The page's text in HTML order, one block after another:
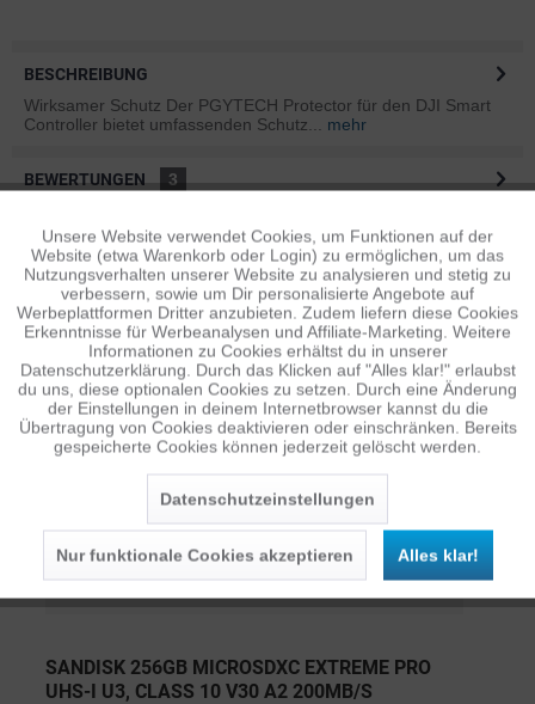
BESCHREIBUNG
Wirksamer Schutz Der PGYTECH Protector für den DJI Smart
Controller bietet umfassenden Schutz...
mehr
BEWERTUNGEN
3
ÄHNLICHE ARTIKEL
Diese Artikel sind dem Produkt ähnlich ...mehr
Persönliche Empfehlungen
SANDISK 256GB MICROSDXC EXTREME PRO
UHS-I U3, CLASS 10 V30 A2 200MB/S
Funktionale Aktiv
Tracking Inaktiv
Personalisierung Inaktiv
Service Inaktiv
Unsere Website verwendet Cookies, um Funktionen auf der
Website (etwa Warenkorb oder Login) zu ermöglichen, um das
Nutzungsverhalten unserer Website zu analysieren und stetig zu
verbessern, sowie um Dir personalisierte Angebote auf
Werbeplattformen Dritter anzubieten. Zudem liefern diese Cookies
Erkenntnisse für Werbeanalysen und Affiliate-Marketing. Weitere
Informationen zu Cookies erhältst du in unserer
Datenschutzerklärung. Durch das Klicken auf "Alles klar!" erlaubst
du uns, diese optionalen Cookies zu setzen. Durch eine Änderung
der Einstellungen in deinem Internetbrowser kannst du die
Übertragung von Cookies deaktivieren oder einschränken. Bereits
gespeicherte Cookies können jederzeit gelöscht werden.
Datenschutzeinstellungen
Nur funktionale Cookies akzeptieren Alles klar!